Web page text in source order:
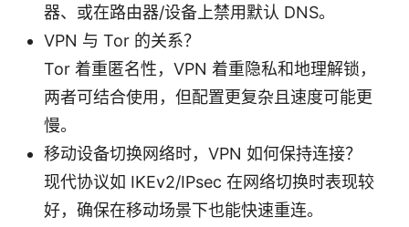
器、或在路由器/设备上禁用默认 DNS。
VPN 与 Tor 的关系？
Tor 着重匿名性，VPN 着重隐私和地理解锁，
两者可结合使用，但配置更复杂且速度可能更
慢。
移动设备切换网络时，VPN 如何保持连接？
现代协议如 IKEv2/IPsec 在网络切换时表现较
好，确保在移动场景下也能快速重连。